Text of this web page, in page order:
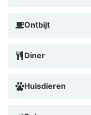
Ontbijt
Diner
Huisdieren